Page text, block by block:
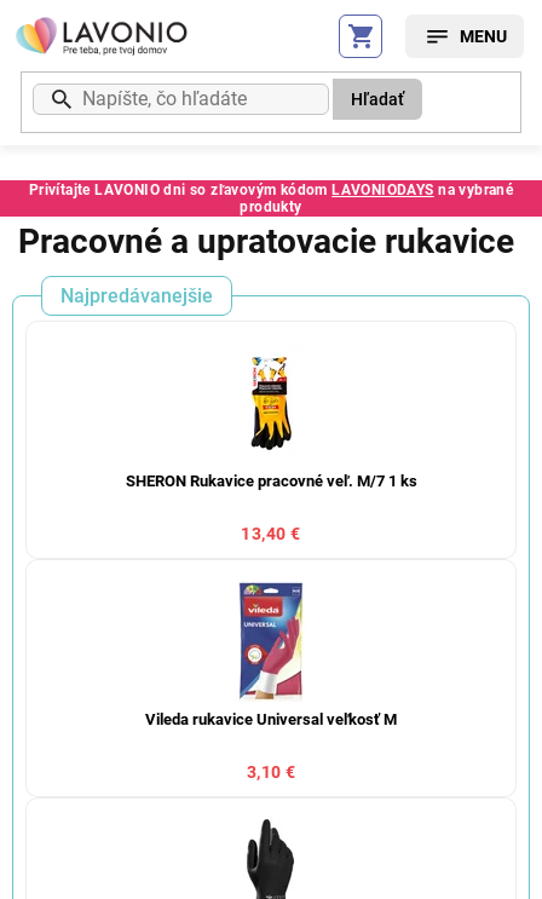
Prejsť
na
obsah
Privítajte LAVONIO dni so zľavovým kódom LAVONIODAYS na vybrané
produkty
Hľadať
Pracovné a upratovacie rukavice
Najpredávanejšie
SHERON Rukavice pracovné veľ. M/7 1 ks
13,40 €
Vileda rukavice Universal veľkosť M
3,10 €